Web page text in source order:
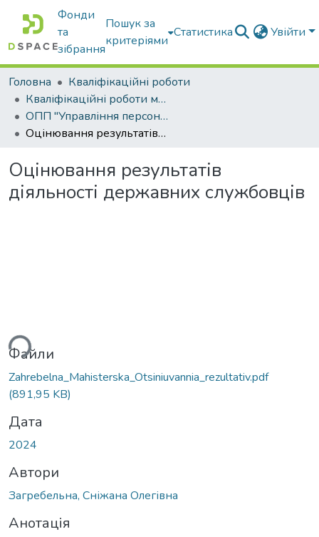
Фонди
та
зібрання
Пошук за
критеріями
Статистика Увійти
Головна
Кваліфікаційні роботи
Кваліфікаційні роботи магістрів
ОПП "Управління персоналом"
Оцінювання результатів діяльності державних службовців
Оцінювання результатів
діяльності державних службовців
Файли
Zahrebelna_Mahisterska_Otsiniuvannia_rezultativ.pdf
(891,95 KB)
Дата
2024
Автори
Загребельна, Сніжана Олегівна
Анотація